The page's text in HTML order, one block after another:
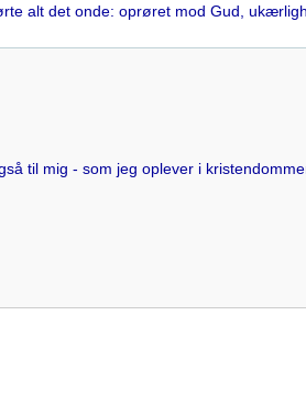
alt det onde: oprøret mod Gud,
til mig - som jeg oplever i